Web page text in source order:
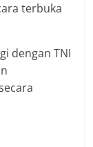
terbuka
dengan TNI